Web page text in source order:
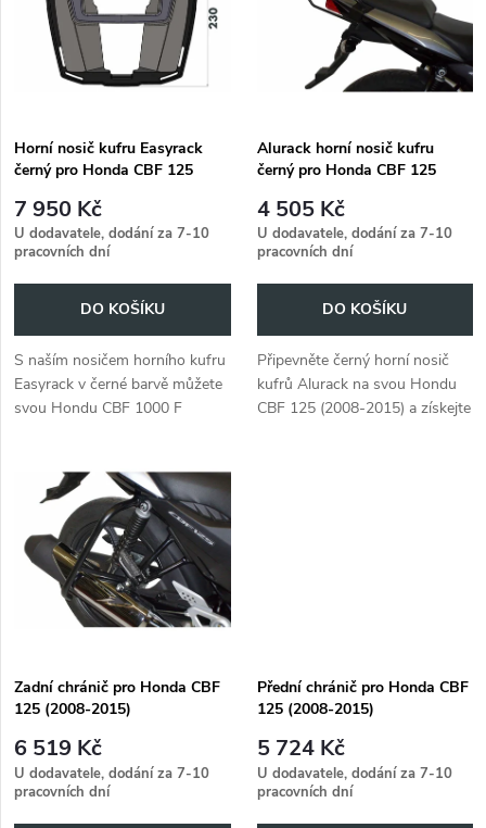
p
r
o
d
u
ů
s
p
r
o
d
u
ů
Horní nosič kufru Easyrack
černý pro Honda CBF 125
7 950 Kč
U dodavatele, dodání za 7-10
pracovních dní
DO KOŠÍKU
S naším nosičem horního kufru
Easyrack v černé barvě můžete
svou Hondu CBF 1000 F
Alurack horní nosič kufru
černý pro Honda CBF 125
4 505 Kč
U dodavatele, dodání za 7-10
pracovních dní
DO KOŠÍKU
Připevněte černý horní nosič
kufrů Alurack na svou Hondu
CBF 125 (2008-2015) a získejte
Zadní chránič pro Honda CBF
125 (2008-2015)
6 519 Kč
U dodavatele, dodání za 7-10
pracovních dní
Přední chránič pro Honda CBF
125 (2008-2015)
5 724 Kč
U dodavatele, dodání za 7-10
pracovních dní